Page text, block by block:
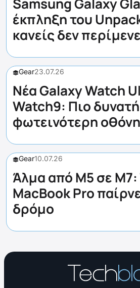
Samsung Galaxy
έκπληξη του
κανείς δεν περίμενε
Gear23.07.26
Νέα Galaxy Watch
Watch9: Πιο
φωτεινότερη οθόνη
Gear10.07.26
Άλμα από M5 σε M7:
MacBook Pro
δρόμο